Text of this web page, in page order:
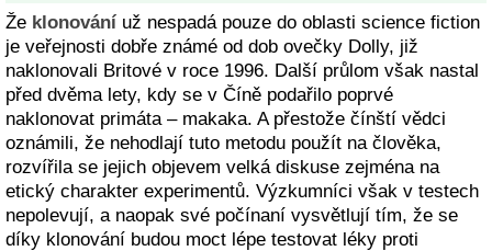
Že klonování už nespadá pouze do oblasti science fiction
je veřejnosti dobře známé od dob ovečky Dolly, již
naklonovali Britové v roce 1996. Další průlom však nastal
před dvěma lety, kdy se v Číně podařilo poprvé
naklonovat primáta – makaka. A přestože čínští vědci
oznámili, že nehodlají tuto metodu použít na člověka,
rozvířila se jejich objevem velká diskuse zejména na
etický charakter experimentů. Výzkumníci však v testech
nepolevují, a naopak své počínaní vysvětlují tím, že se
díky klonování budou moct lépe testovat léky proti